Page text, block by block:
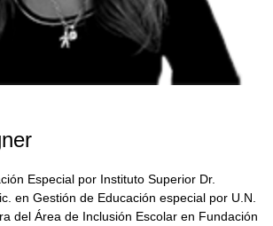
Especial por Instituto Superior Dr.
en Gestión de Educación especial por U.N.
del Área de Inclusión Escolar en Fundación